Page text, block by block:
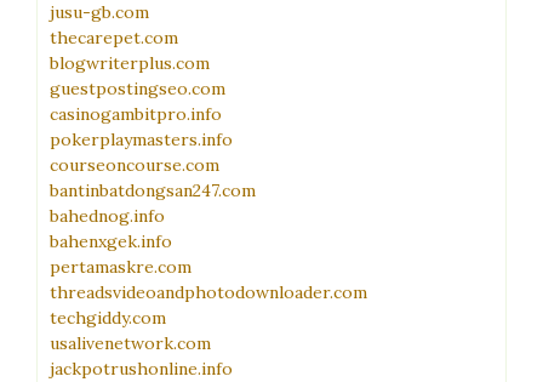
jusu-gb.com
thecarepet.com
blogwriterplus.com
guestpostingseo.com
casinogambitpro.info
pokerplaymasters.info
courseoncourse.com
bantinbatdongsan247.com
bahednog.info
bahenxgek.info
pertamaskre.com
threadsvideoandphotodownloader.com
techgiddy.com
usalivenetwork.com
jackpotrushonline.info